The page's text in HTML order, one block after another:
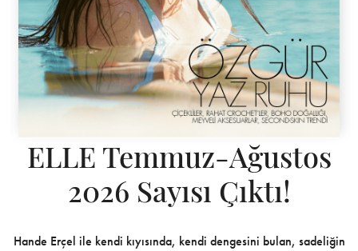
ELLE Temmuz-Ağustos
2026 Sayısı Çıktı!
Hande Erçel ile kendi kıyısında, kendi dengesini bulan, sadeliğin